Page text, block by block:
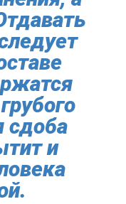
сдоба
и